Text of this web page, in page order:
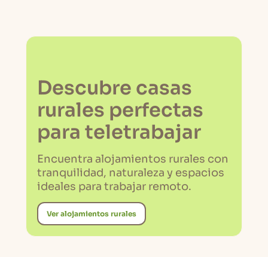
Descubre casas
rurales perfectas
para teletrabajar
Encuentra alojamientos rurales con
tranquilidad, naturaleza y espacios
ideales para trabajar remoto.
Ver alojamientos rurales